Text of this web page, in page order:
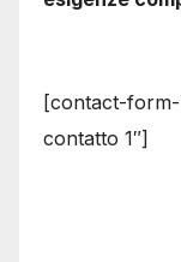
[contact-form-
contatto 1″]